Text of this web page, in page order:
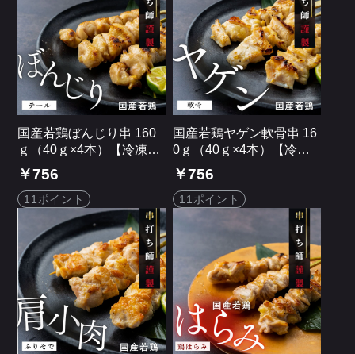
国産若鶏ぼんじり串 160
ｇ（40ｇ×4本）【冷凍発
送】
￥756
11ポイント
国産若鶏ヤゲン軟骨串 16
0ｇ（40ｇ×4本）【冷凍
発送】
￥756
11ポイント